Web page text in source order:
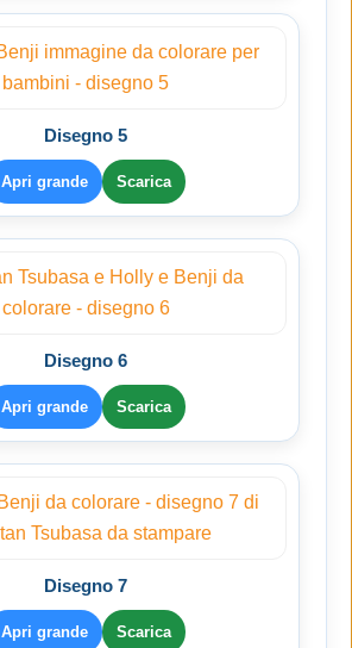
Disegno 5
Apri grande Scarica
Disegno 6
Apri grande Scarica
Disegno 7
Apri grande Scarica